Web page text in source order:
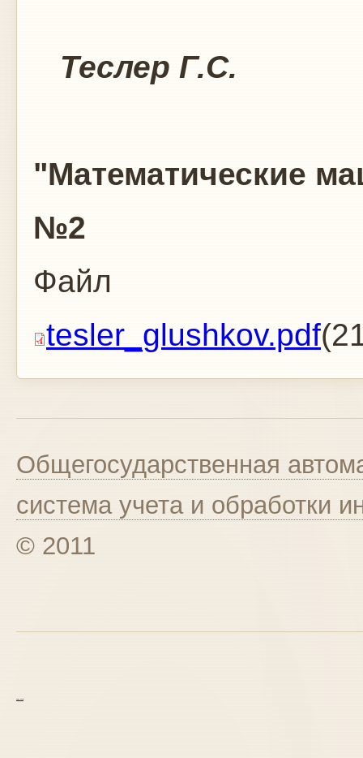
Теслер Г.С.
"Математические
№2
Файл
tesler_glushkov.pdf
Общегосударственная
система учета и обработки
© 2011
курс excel